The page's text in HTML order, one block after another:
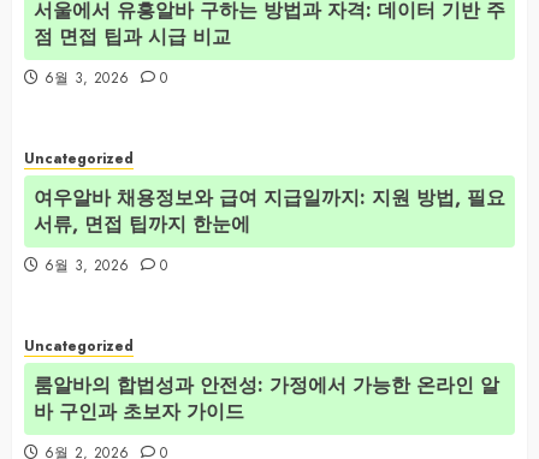
서울에서 유흥알바 구하는 방법과 자격: 데이터 기반 주
점 면접 팁과 시급 비교
6월 3, 2026 0
Uncategorized
여우알바 채용정보와 급여 지급일까지: 지원 방법, 필요
서류, 면접 팁까지 한눈에
6월 3, 2026 0
Uncategorized
룸알바의 합법성과 안전성: 가정에서 가능한 온라인 알
바 구인과 초보자 가이드
6월 2, 2026 0